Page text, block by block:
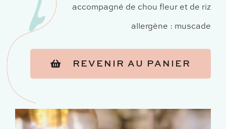
accompagné de chou fleur et de riz
allergène : muscade
REVENIR AU PANIER